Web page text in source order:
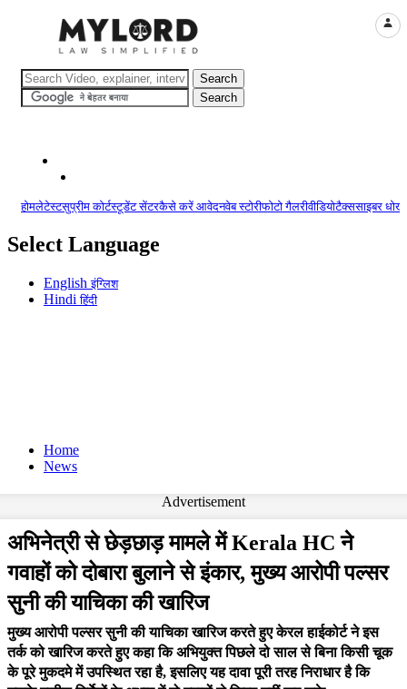
होमलेटेस्टसुप्रीम कोर्टस्टूडेंट सेंटरकैसे करें आवेदनवेब स्टोरीफोटो गैलरीवीडियोटैक्ससाइबर
Select Language
Englishइंग्लिश
Hindiहिंदी
Home
News
Advertisement
अभिनेत्री से छेड़छाड़ मामले में Kerala HC ने
गवाहों को दोबारा बुलाने से इंकार, मुख्य आरोपी पल्सर
सुनी की याचिका की खारिज
मुख्य आरोपी पल्सर सुनी की याचिका खारिज करते हुए केरल हाईकोर्ट ने इस
तर्क को खारिज करते हुए कहा कि अभियुक्त पिछले दो साल से बिना किसी चूक
के पूरे मुकदमे में उपस्थित रहा है, इसलिए यह दावा पूरी तरह निराधार है कि